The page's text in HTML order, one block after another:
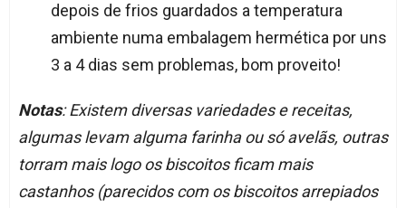
depois de frios guardados a temperatura
ambiente numa embalagem hermética por uns
3 a 4 dias sem problemas, bom proveito!
Notas: Existem diversas variedades e receitas,
algumas levam alguma farinha ou só avelãs, outras
torram mais logo os biscoitos ficam mais
castanhos (parecidos com os biscoitos arrepiados